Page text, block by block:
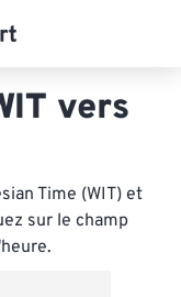
vers
Time (WIT) et
sur le champ